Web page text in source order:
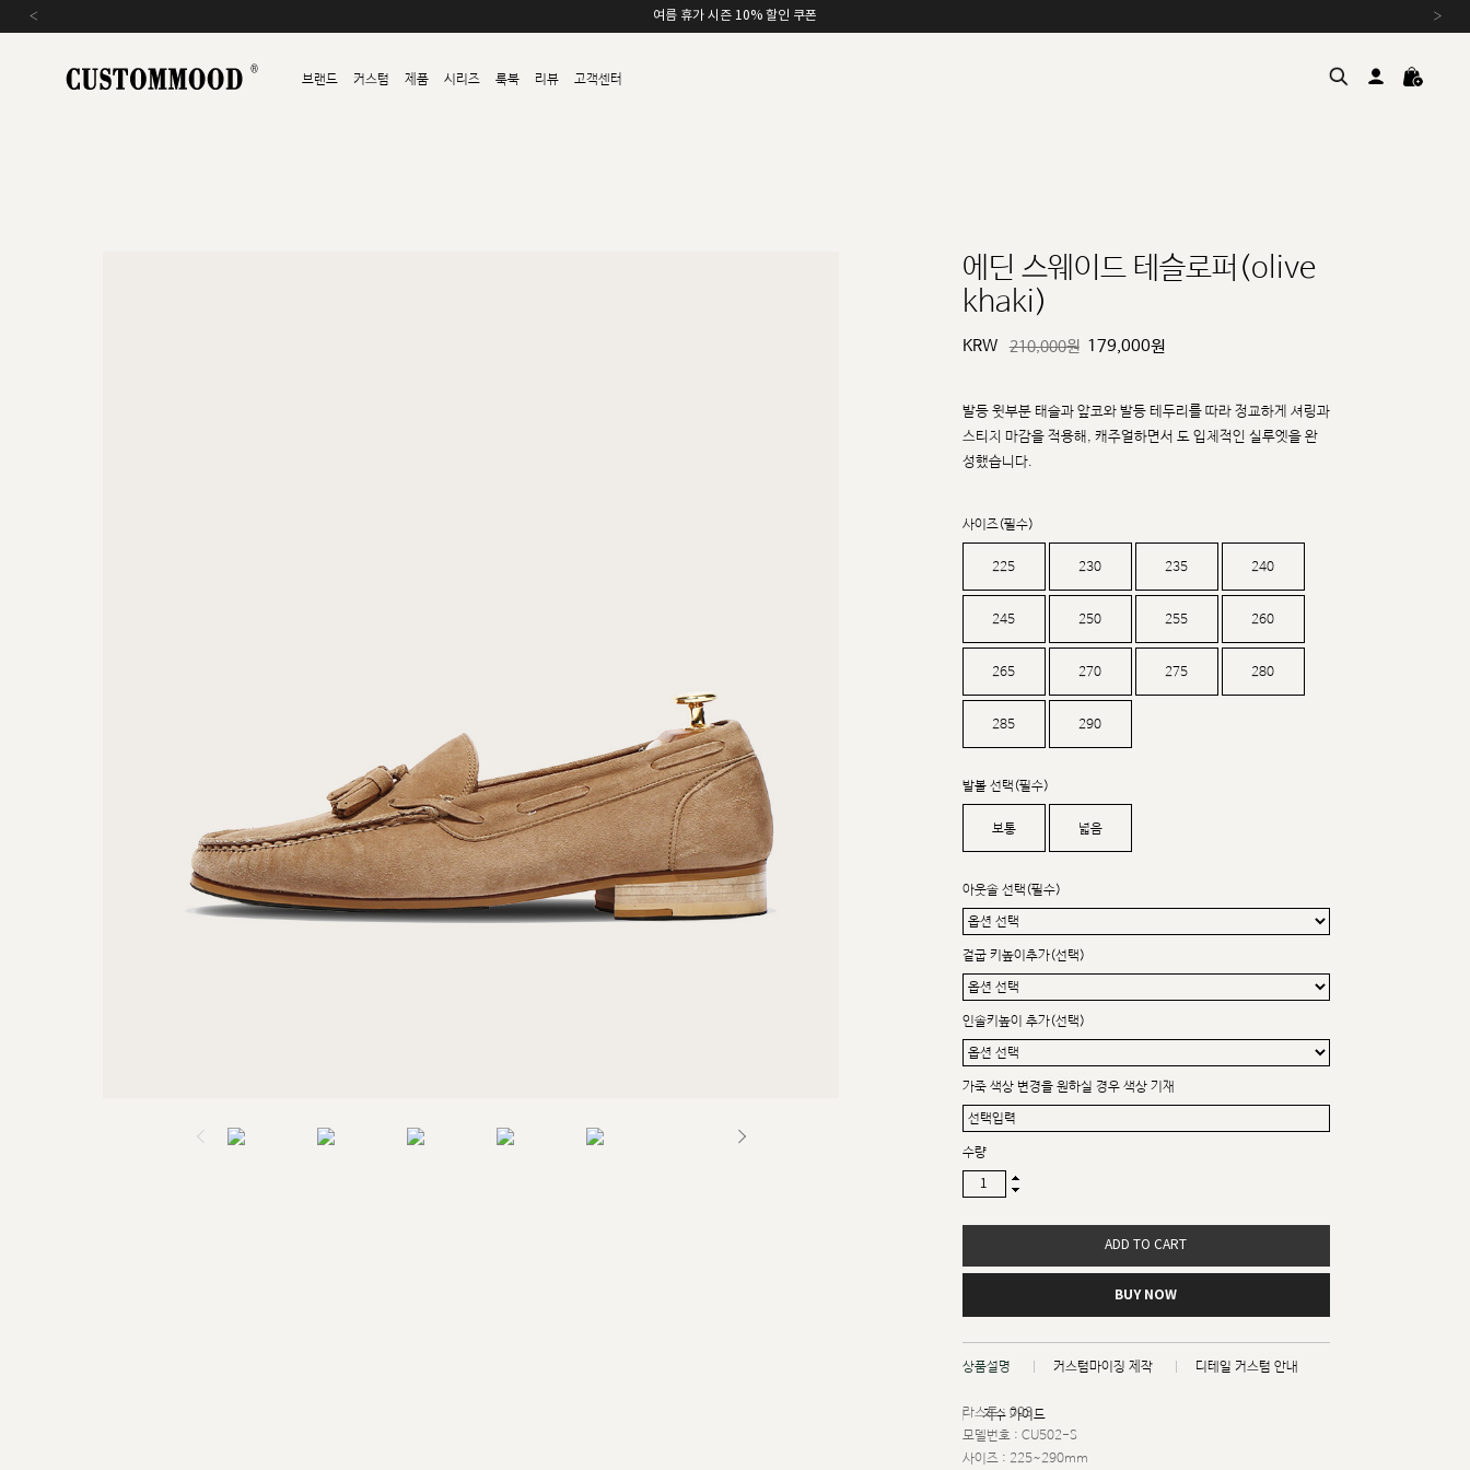
여름 휴가 시즌 10% 할인 쿠폰
‹ ›
브랜드 커스텀 제품 시리즈 룩북 리뷰 고객센터
에딘 스웨이드 테슬로퍼(olive
khaki)
KRW 210,000원 179,000원
발등 윗부분 태슬과 앞코와 발등 테두리를 따라 정교하게 셔링과
스티치 마감을 적용해, 캐주얼하면서 도 입체적인 실루엣을 완
성했습니다.
사이즈(필수)
225 230 235 240
245 250 255 260
265 270 275 280
285 290
발볼 선택(필수)
보통 넓음
아웃솔 선택(필수)
겉굽 키높이추가(선택)
인솔키높이 추가(선택)
가죽 색상 변경을 원하실 경우 색상 기재
수량
ADD TO CART
BUY NOW
상품설명 커스텀마이징 제작 디테일 커스텀 안내
치수 가이드
라스트 : 003
모델번호 : CU502-S
사이즈 : 225~290mm